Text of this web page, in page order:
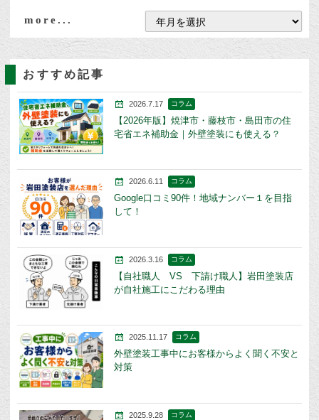
more...
おすすめ記事
2026.7.17 コラム
【2026年版】焼津市・藤枝市・島田市の住
宅省エネ補助金｜外壁塗装にも使える？
2026.6.11 コラム
Google口コミ90件！地域ナンバー１を目指
して！
2026.3.16 コラム
【自社職人 VS 下請け職人】岩田塗装店
が自社施工にこだわる理由
2025.11.17 コラム
外壁塗装工事中にお客様からよく聞く不安と
対策
2025.9.28 コラム